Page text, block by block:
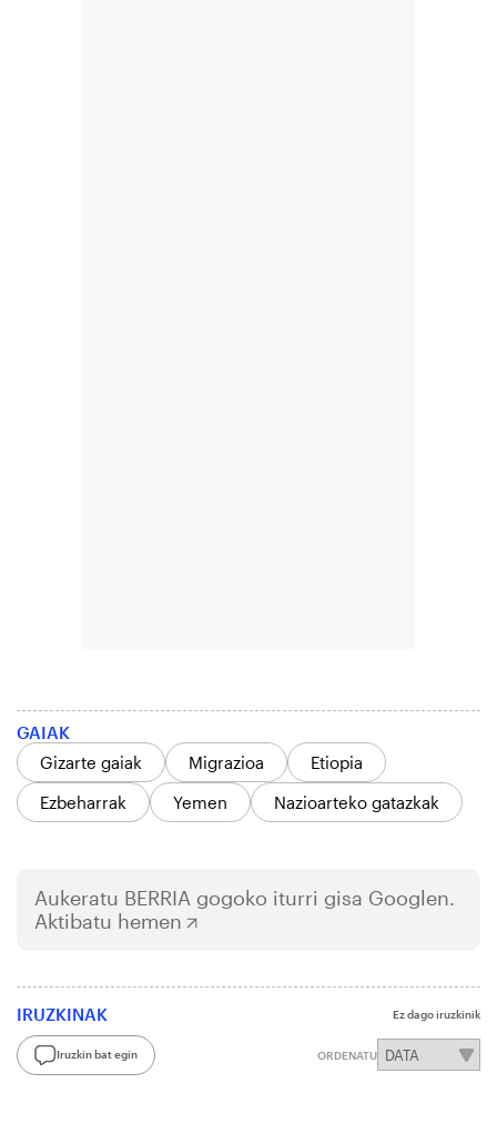
GAIAK
Gizarte gaiak
Migrazioa
Etiopia
Ezbeharrak
Yemen Nazioarteko gatazkak
Aukeratu BERRIA gogoko iturri gisa Googlen.
Aktibatu hemen
IRUZKINAK Ez dago iruzkinik
Iruzkin bat egin ORDENATU